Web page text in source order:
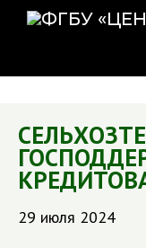
29 июля 2024